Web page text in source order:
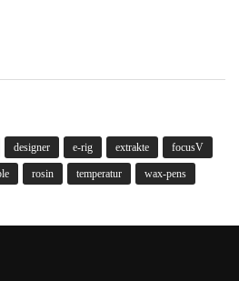
designer e-rig extrakte focusV
rosin temperatur wax-pens